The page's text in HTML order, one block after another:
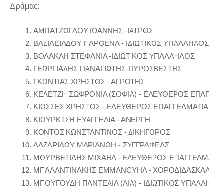
Δράμας:
ΑΜΠΑΤΖΟΓΛΟΥ ΙΩΑΝΝΗΣ -ΙΑΤΡΟΣ
ΒΑΣΙΛΕΙΑΔΟΥ ΠΑΡΘΕΝΑ - ΙΔΙΩΤΙΚΟΣ ΥΠΑΛΛΗΛΟΣ
ΒΟΛΑΚΛΗ ΣΤΕΦΑΝΙΑ -ΙΔΙΩΤΙΚΟΣ ΥΠΑΛΛΗΛΟΣ
ΓΕΩΡΓΙΑΔΗΣ ΠΑΝΑΓΙΩΤΗΣ-ΠΥΡΟΣΒΕΣΤΗΣ
ΓΚΟΝΤΙΑΣ ΧΡΗΣΤΟΣ - ΑΓΡΟΤΗΣ
ΚΕΛΕΤΖΗ ΣΩΦΡΟΝΙΑ (ΣΟΦΙΑ) - ΕΛΕΥΘΕΡΟΣ
ΚΙΟΣΣΕΣ ΧΡΗΣΤΟΣ - ΕΛΕΥΘΕΡΟΣ ΕΠΑΓΓΕΛΜΑΤΙΑΣ
ΚΙΟΥΡΚΤΣΗ ΕΥΑΓΓΕΛΙΑ - ΑΝΕΡΓΗ
ΚΟΝΤΟΣ ΚΩΝΣΤΑΝΤΙΝΟΣ - ΔΙΚΗΓΟΡΟΣ
ΛΑΖΑΡΙΔΟΥ ΜΑΡΙΑΝΘΗ - ΣΥΓΓΡΑΦΕΑΣ
ΜΟΥΡΒΕΤΙΔΗΣ ΜΙΧΑΗΛ - ΕΛΕΥΘΕΡΟΣ
ΜΠΑΛΑΝΤΙΝΑΚΗΣ ΕΜΜΑΝΟΥΗΛ -
ΜΠΟΥΓΟΥΔΗ ΠΑΝΤΕΛΙΑ (ΛΙΑ) - ΙΔΙΩΤΙΚΟΣ